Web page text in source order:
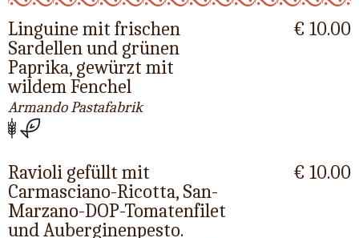
Linguine mit frischen
Sardellen und grünen
Paprika, gewürzt mit
wildem Fenchel
Armando Pastafabrik
€ 10.00
Ravioli gefüllt mit
Carmasciano-Ricotta, San-
Marzano-DOP-Tomatenfilet
und Auberginenpesto.
€ 10.00